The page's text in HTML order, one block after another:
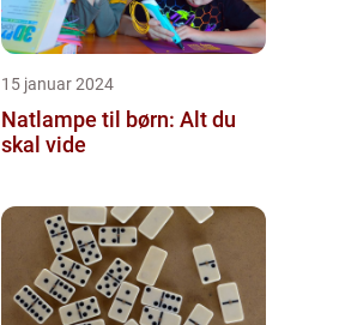
15 januar 2024
Natlampe til børn: Alt du
skal vide